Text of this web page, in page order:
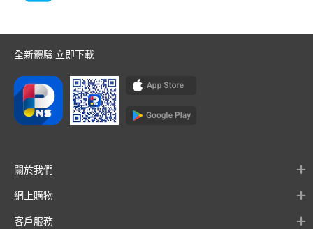
全新體驗 立即下載
關於我們
網上購物
客戶服務